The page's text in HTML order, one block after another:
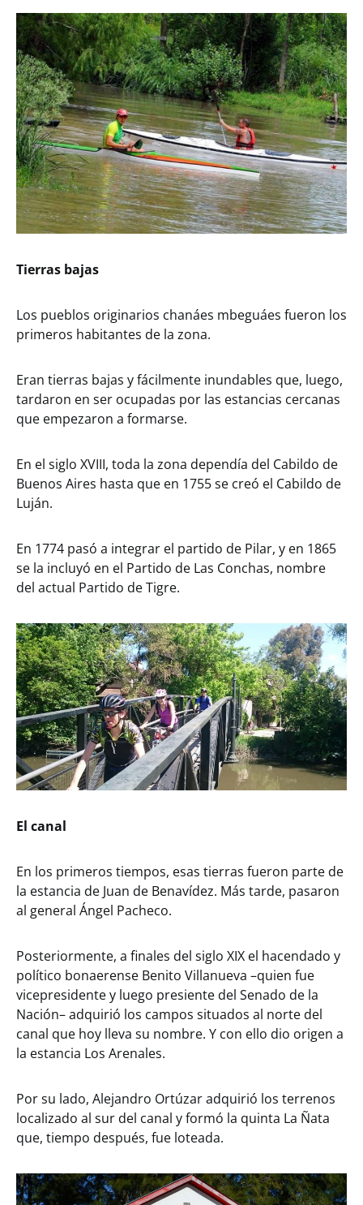
Tierras bajas
Los pueblos originarios chanáes mbeguáes fueron los
primeros habitantes de la zona.
Eran tierras bajas y fácilmente inundables que, luego,
tardaron en ser ocupadas por las estancias cercanas
que empezaron a formarse.
En el siglo XVIII, toda la zona dependía del Cabildo de
Buenos Aires hasta que en 1755 se creó el Cabildo de
Luján.
En 1774 pasó a integrar el partido de Pilar, y en 1865
se la incluyó en el Partido de Las Conchas, nombre
del actual Partido de Tigre.
El canal
En los primeros tiempos, esas tierras fueron parte de
la estancia de Juan de Benavídez. Más tarde, pasaron
al general Ángel Pacheco.
Posteriormente, a finales del siglo XIX el hacendado y
político bonaerense Benito Villanueva –quien fue
vicepresidente y luego presiente del Senado de la
Nación– adquirió los campos situados al norte del
canal que hoy lleva su nombre. Y con ello dio origen a
la estancia Los Arenales.
Por su lado, Alejandro Ortúzar adquirió los terrenos
localizado al sur del canal y formó la quinta La Ñata
que, tiempo después, fue loteada.